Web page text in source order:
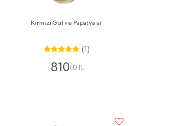
Kırmızı Gül ve Papatyalar
(1)
810,00 TL